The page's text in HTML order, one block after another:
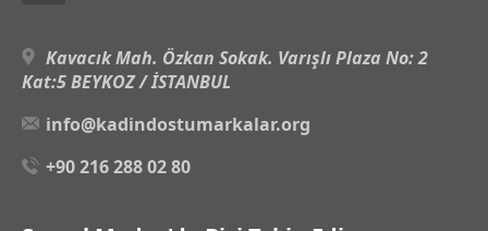
Kavacık Mah. Özkan Sokak. Varışlı Plaza No: 2
Kat:5 BEYKOZ / İSTANBUL
info@kadindostumarkalar.org
+90 216 288 02 80